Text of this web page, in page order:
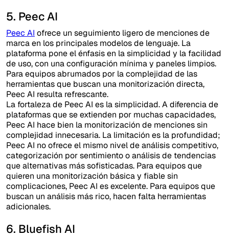
5. Peec AI
Peec AI ofrece un seguimiento ligero de menciones de
marca en los principales modelos de lenguaje. La
plataforma pone el énfasis en la simplicidad y la facilidad
de uso, con una configuración mínima y paneles limpios.
Para equipos abrumados por la complejidad de las
herramientas que buscan una monitorización directa,
Peec AI resulta refrescante.
La fortaleza de Peec AI es la simplicidad. A diferencia de
plataformas que se extienden por muchas capacidades,
Peec AI hace bien la monitorización de menciones sin
complejidad innecesaria. La limitación es la profundidad;
Peec AI no ofrece el mismo nivel de análisis competitivo,
categorización por sentimiento o análisis de tendencias
que alternativas más sofisticadas. Para equipos que
quieren una monitorización básica y fiable sin
complicaciones, Peec AI es excelente. Para equipos que
buscan un análisis más rico, hacen falta herramientas
adicionales.
6. Bluefish AI